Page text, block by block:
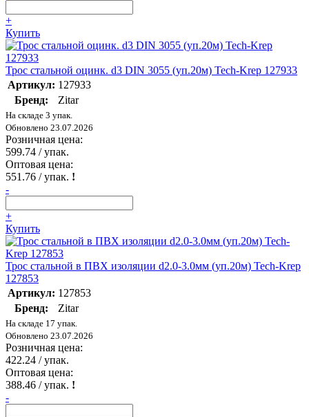
+
Купить
Трос стальной оцинк. d3 DIN 3055 (уп.20м) Tech-Krep 127933
Артикул: 127933
Бренд:
Zitar
На складе 3 упак.
Обновлено 23.07.2026
Розничная цена:
599.74 / упак.
Оптовая цена:
551.76 / упак. !
-
+
Купить
Трос стальной в ПВХ изоляции d2.0-3.0мм (уп.20м) Tech-Krep
127853
Артикул: 127853
Бренд:
Zitar
На складе 17 упак.
Обновлено 23.07.2026
Розничная цена:
422.24 / упак.
Оптовая цена:
388.46 / упак. !
-